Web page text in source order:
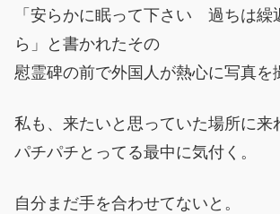
「安らかに眠って下さい 過ちは繰
ら」と書かれたその
慰霊碑の前で外国人が熱心に写真を
私も、来たいと思っていた場所に来
パチパチとってる最中に気付く。
自分まだ手を合わせてないと。